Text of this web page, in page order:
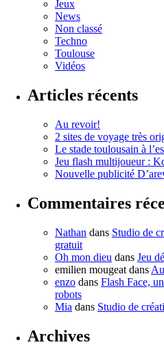
Jeux
News
Non classé
Techno
Toulouse
Vidéos
Articles récents
Au revoir!
2 sites de voyage très
Le stade toulousain à
Jeu flash multijoueur :
Nouvelle publicité
Commentaires
Nathan dans Studio de
gratuit
Oh mon dieu dans Jeu
emilien mougeat dans
enzo dans Flash Face,
robots
Mia dans Studio de
Archives